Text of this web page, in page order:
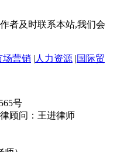
者及时联系本站,我们会
场营销 | 人力资源 |国际贸
号
顾问：王进律师